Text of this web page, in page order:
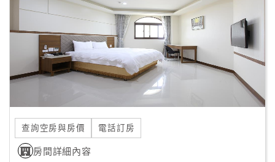
請
據
合
作
提
案
查詢空房與房價 電話訂房
房間詳細內容